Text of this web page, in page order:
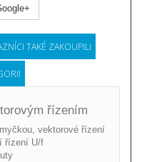
TAKÉ ZAKOUPILI
řízením
vektorové řízení
řízení U/f